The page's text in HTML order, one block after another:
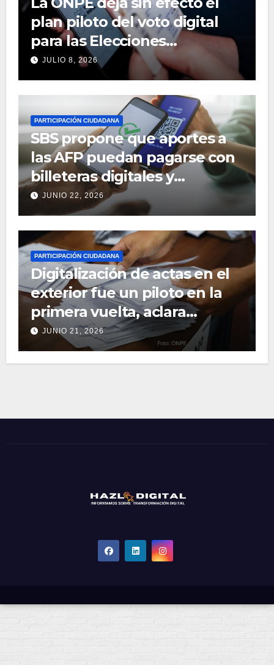
plan piloto del voto digital
para las Elecciones
Regionales y Municipales
2026
JULIO 8, 2026
PARTICIPACIÓN CIUDADANA
SBS propone que aportes a
las AFP puedan pagarse con
billeteras digitales y
aplicativos móviles
JUNIO 22, 2026
PARTICIPACIÓN CIUDADANA
Digitalización de actas en el
exterior fue un piloto en la
primera vuelta, aclara
Cancillería
JUNIO 21, 2026